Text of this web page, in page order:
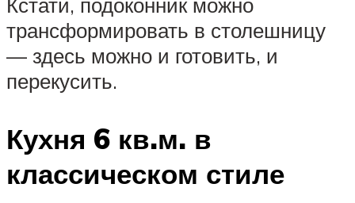
трансформировать в столешницу
— здесь можно и готовить, и
перекусить.
Кухня 6 кв.м. в
классическом стиле